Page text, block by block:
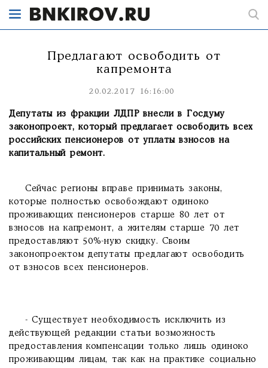
Предлагают освободить от
капремонта
20.02.2017 16:16:00
Депутаты из фракции ЛДПР внесли в Госдуму
законопроект, который предлагает освободить всех
российских пенсионеров от уплаты взносов на
капитальный ремонт.
Сейчас регионы вправе принимать законы,
которые полностью освобождают одиноко
проживающих пенсионеров старше 80 лет от
взносов на капремонт, а жителям старше 70 лет
предоставляют 50%-ную скидку. Своим
законопроектом депутаты предлагают освободить
от взносов всех пенсионеров.
- Существует необходимость исключить из
действующей редакции статьи возможность
предоставления компенсации только лишь одиноко
проживающим лицам, так как на практике социально